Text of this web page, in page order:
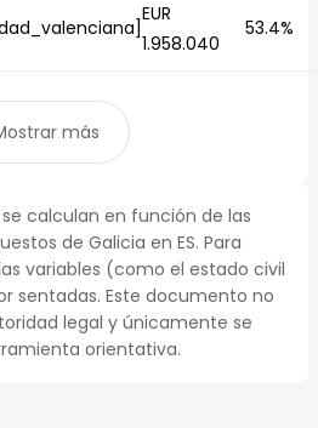
EUR
1.958.040
53.4%
más
calculan en función de las
de Galicia en ES. Para
variables (como el estado civil
sentadas. Este documento no
legal y únicamente se
orientativa.